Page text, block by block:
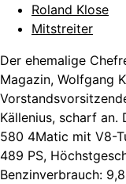
Roland Klose
Mitstreiter
Der ehemalige
Magazin, Wolfgang
Källenius, scharf an.
580 4Matic mit V8-
489 PS,
Benzinverbrauch: